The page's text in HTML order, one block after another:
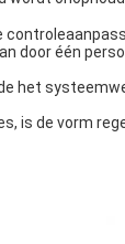
door één
het
is de vorm